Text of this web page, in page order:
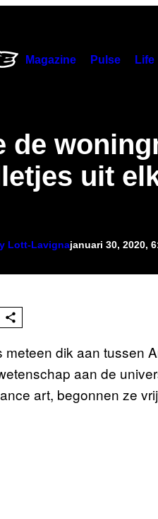
Magazine Pulse Life
de
uit
Lott-Lavignajanuari 30, 2020,
meteen dik aan tussen
aan de
art, begonnen ze